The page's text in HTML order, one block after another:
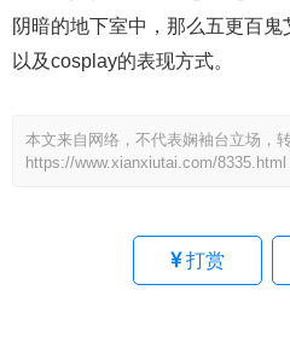
阴暗的地下室中，那么五更百鬼
以及cosplay的表现方式。
本文来自网络，不代表娴袖台立场，
https://www.xianxiutai.com/8335.html
打赏